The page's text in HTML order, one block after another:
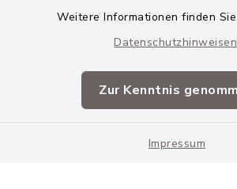
Weitere Informationen finden
Datenschutzhinweisen
Zur Kenntnis
Impressum
Barrierefreiheit
Impressum
Sitemap